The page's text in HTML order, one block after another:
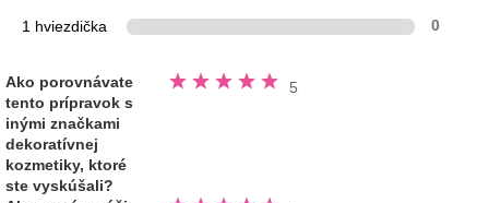
1 hviezdička 0
Ako porovnávate
tento prípravok s
inými značkami
dekoratívnej
kozmetiky, ktoré
ste vyskúšali?
5
Hodnotené
5.0